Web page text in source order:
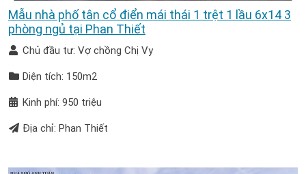
Mẫu nhà phố tân cổ điển mái thái 1 trệt 1 lầu 6x14 3
phòng ngủ tại Phan Thiết
Chủ đầu tư: Vợ chồng Chị Vy
Diện tích: 150m2
Kinh phí: 950 triệu
Địa chỉ: Phan Thiết